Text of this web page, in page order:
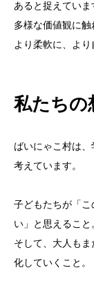
あると捉えていま
多様な価値観に
より柔軟に、より
私たちの
ばいにゃこ村は
考えています。
子どもたちが「
い」と思えること
そして、大人も
化していくこと。